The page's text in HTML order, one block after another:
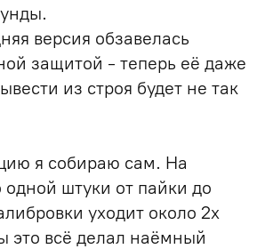
версия обзавелась
защитой - теперь её даже
из строя будет не так
я собираю сам. На
одной штуки от пайки до
уходит около 2х
это всё делал наёмный